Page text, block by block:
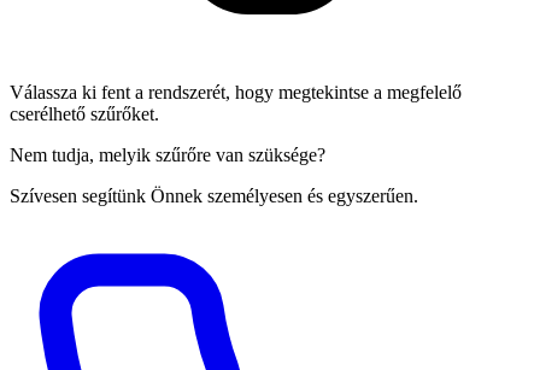
Válassza ki fent a rendszerét, hogy megtekintse a megfelelő
cserélhető szűrőket.
Nem tudja, melyik szűrőre van szüksége?
Szívesen segítünk Önnek személyesen és egyszerűen.